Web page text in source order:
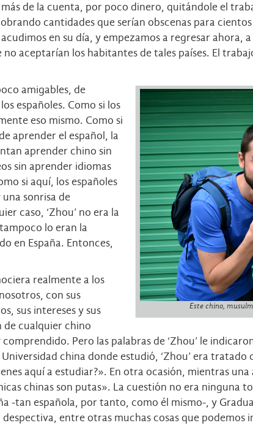
de la cuenta, por poco dinero, quitándole el
cantidades que serían obscenas para
en su día, y empezamos a regresar ahora,
aceptarían los habitantes de tales países. El
Este chino,
amigables, de
españoles. Como si los
eso mismo. Como si
aprender el español, la
aprender chino sin
sin aprender idiomas
si aquí, los españoles
sonrisa de
caso, ‘Zhou’ no era la
lo eran la
en España. Entonces,
realmente a los
con sus
sus intereses y sus
de cualquier chino
Pero las palabras de ‘Zhou’ le
china donde estudió, ‘Zhou’ era
aquí a estudiar?». En otra ocasión, mientras
chinas son putas». La cuestión no era ninguna
-tan española, por tanto, como él mismo-, y
entre otras muchas cosas que podemos